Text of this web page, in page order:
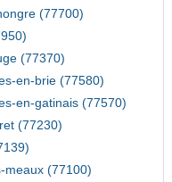
(77700)
(77370)
en-brie (77580)
en-gatinais (77570)
(77230)
meaux (77100)